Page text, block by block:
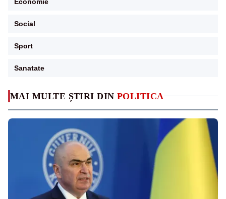
MAI MULTE ȘTIRI DIN POLITICA
Social
Sport
Sanatate